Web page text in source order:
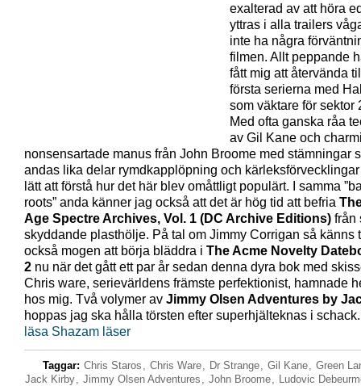
exalterad av att höra
yttras i alla trailers
inte ha några
filmen. Allt peppande
fått mig att återvända
första serierna med
som väktare för sektor
Med ofta ganska råa
av Gil Kane och
nonsensartade manus från John Broome med stämningar
andas lika delar rymdkapplöpning och
lätt att förstå hur det här blev omåttligt populärt. I samma
roots” anda känner jag också att det är hög tid att befria
Age Spectre Archives, Vol. 1 (DC Archive Editions) från
skyddande plasthölje. På tal om Jimmy Corrigan så känns
också mogen att börja bläddra i The Acme Novelty
2 nu när det gått ett par år sedan denna dyra bok med
Chris ware, serievärldens främste perfektionist, hamnade
hos mig. Två volymer av Jimmy Olsen Adventures by
hoppas jag ska hålla törsten efter superhjälteknas i
läsa Shazam läser
Taggar: Chris Staros , Chris Ware, Dr Strange, Gil Kane, Green
Jack Kirby, Jimmy Olsen Adventures , John Broome, Ludovic